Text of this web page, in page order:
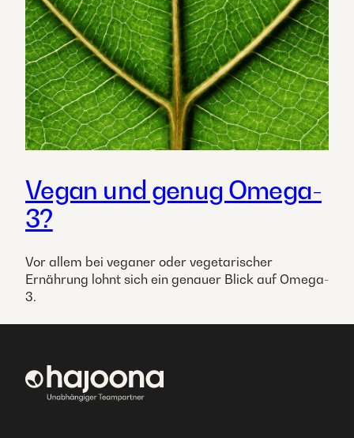
Vegan und genug Omega-
3?
Vor allem bei veganer oder vegetarischer
Ernährung lohnt sich ein genauer Blick auf Omega-
3.